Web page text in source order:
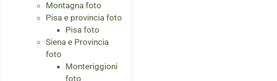
Montagna foto
Pisa e provincia foto
Pisa foto
Siena e Provincia
foto
Monteriggioni
foto